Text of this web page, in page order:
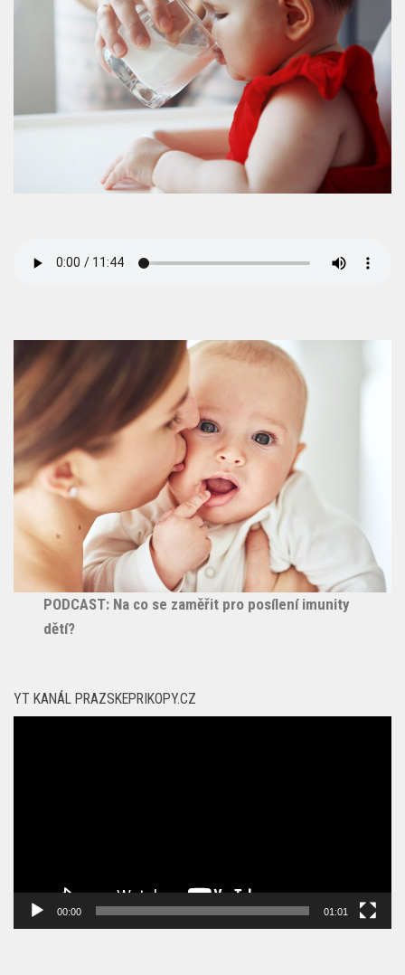
PODCAST: Na co se zaměřit pro posílení imunity
dětí?
YT KANÁL PRAZSKEPRIKOPY.CZ
00:00 01:01